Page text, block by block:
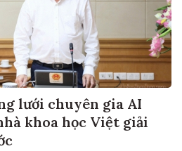
lưới chuyên gia AI
khoa học Việt giải